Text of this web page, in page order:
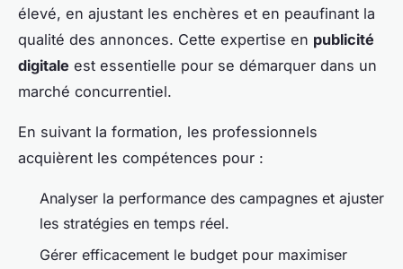
élevé, en ajustant les enchères et en peaufinant la
qualité des annonces. Cette expertise en publicité
digitale est essentielle pour se démarquer dans un
marché concurrentiel.
En suivant la formation, les professionnels
acquièrent les compétences pour :
Analyser la performance des campagnes et ajuster
les stratégies en temps réel.
Gérer efficacement le budget pour maximiser